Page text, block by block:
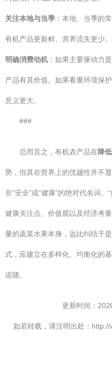
关注本地与当季 ：本地、当季的
有机产品更新鲜、营养流失更少。
明确消费动机 ：如果主要驱动力
产品有其价值。如果看重环境保
意义更大。
###
总而言之，有机农产品在降
势，但其在营养上的优越性并不
非“安全”或“健康”的绝对代名词。
健康关注点、价值观以及经济考
量的蔬菜水果本身，远比纠结于
式，应建立在多样化、均衡化的
追随。
更新时间：
如若转载，请注明出处：